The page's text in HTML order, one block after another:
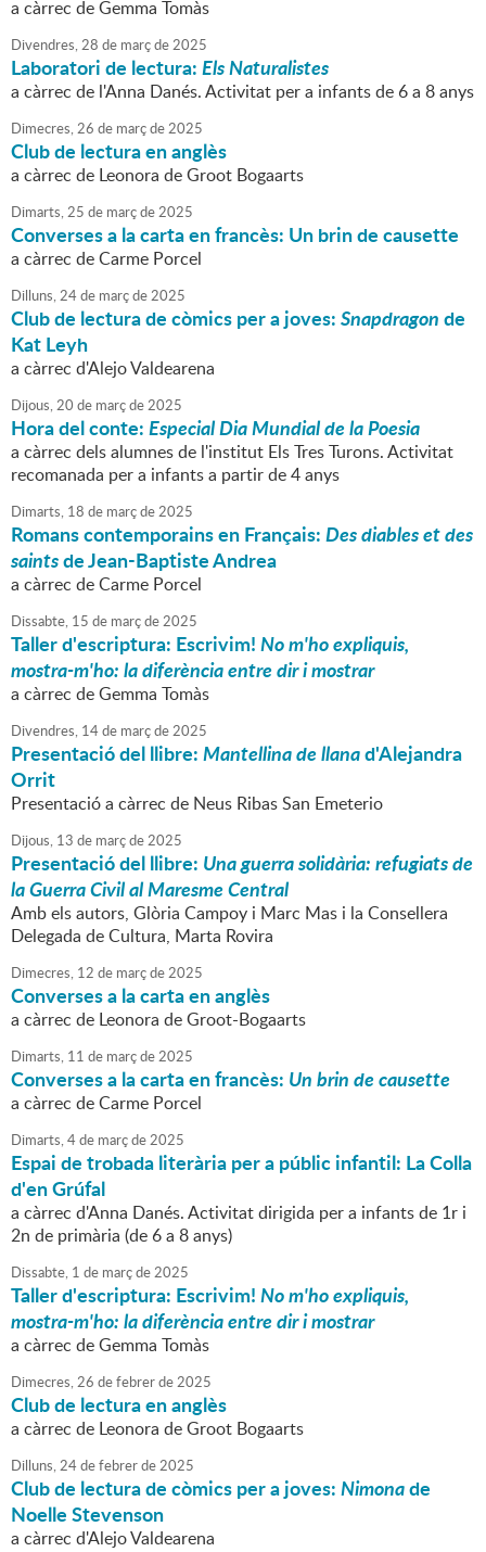
a càrrec de Gemma Tomàs
Divendres,28 de marçde2025
Laboratori de lectura:Els Naturalistes
a càrrec de l'Anna Danés. Activitat per a infants de 6 a 8 anys
Dimecres,26 de marçde2025
Club de lectura en anglès
a càrrec de Leonora de Groot Bogaarts
Dimarts,25 de marçde2025
Converses a la carta en francès: Un brin de causette
a càrrec de Carme Porcel
Dilluns,24de marçde2025
Club de lectura de còmics per a joves:Snapdragonde
Kat Leyh
a càrrec d'Alejo Valdearena
Dijous,20 de marçde2025
Hora del conte:Especial Dia Mundial de la Poesia
a càrrec dels alumnes de l'institut Els Tres Turons. Activitat
recomanada per a infants a partir de 4 anys
Dimarts, 18 de marçde2025
Romans contemporains en Français:Des diables et des
saintsde Jean-Baptiste Andrea
a càrrec de Carme Porcel
Dissabte, 15 de marçde2025
Taller d'escriptura: Escrivim!No m'ho expliquis,
mostra-m'ho: la diferència entre dir i mostrar
a càrrec de Gemma Tomàs
Divendres, 14de marçde2025
Presentació del llibre:Mantellina de llanad'Alejandra
Orrit
Presentació a càrrec de Neus Ribas San Emeterio
Dijous, 13 de marçde2025
Presentació del llibre: Una guerra solidària: refugiats de
la Guerra Civil al Maresme Central
Amb els autors, Glòria Campoy i Marc Mas i la Consellera
Delegada de Cultura, Marta Rovira
Dimecres, 12 de marçde2025
Converses a la carta en anglès
a càrrec de Leonora de Groot-Bogaarts
Dimarts, 11 de marçde2025
Converses a la carta en francès: Un brin de causette
a càrrec de Carme Porcel
Dimarts,4de marçde2025
Espai de trobada literària per a públic infantil: La Colla
d'en Grúfal
a càrrec d'Anna Danés. Activitat dirigida per a infants de 1r i
2n de primària (de 6 a 8 anys)
Dissabte, 1 de marçde2025
Taller d'escriptura: Escrivim!No m'ho expliquis,
mostra-m'ho: la diferència entre dir i mostrar
a càrrec de Gemma Tomàs
Dimecres,26 defebrerde2025
Club de lectura en anglès
a càrrec de Leonora de Groot Bogaarts
Dilluns,24defebrerde2025
Club de lectura de còmics per a joves:Nimonade
Noelle Stevenson
a càrrec d'Alejo Valdearena